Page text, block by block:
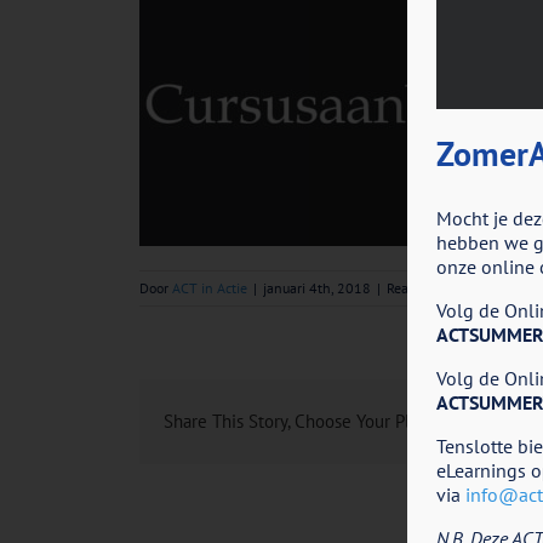
Door ACT in Actie | januari 4th, 2018 | Reacties uitgeschakeld
Share This Story, Choose Your Platform!
Mocht je
hebben we
onze online
Volg de
Volg de
Tenslotte
eLearnings
via
N.B. Deze